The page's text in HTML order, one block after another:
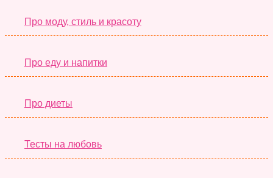
Про моду, стиль и красоту
Про еду и напитки
Про диеты
Тесты на любовь